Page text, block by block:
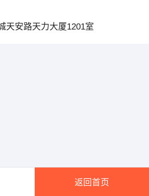
天安路天力大厦1201室
返回首页